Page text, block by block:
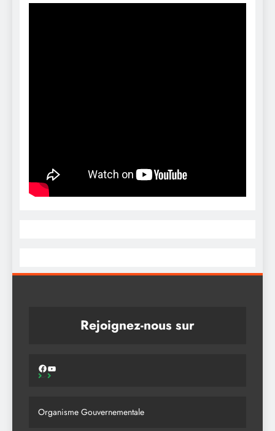
Rejoignez-nous sur
Organisme Gouvernementale